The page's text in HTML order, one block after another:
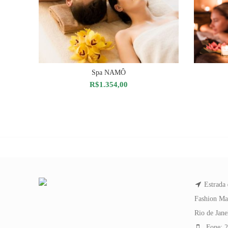
ADICIONAR AO CARRINHO
Spa NAMÔ
R$1.354,00
Estrada
Fashion
Rio de